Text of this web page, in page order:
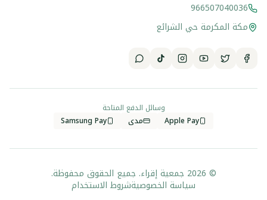
966507040036
مكة المكرمة حي الشرائع
وسائل الدفع المتاحة
Apple Pay
مدى Samsung Pay
© 2026 جمعية إقراء. جميع الحقوق محفوظة.
سياسة الخصوصيةشروط الاستخدام